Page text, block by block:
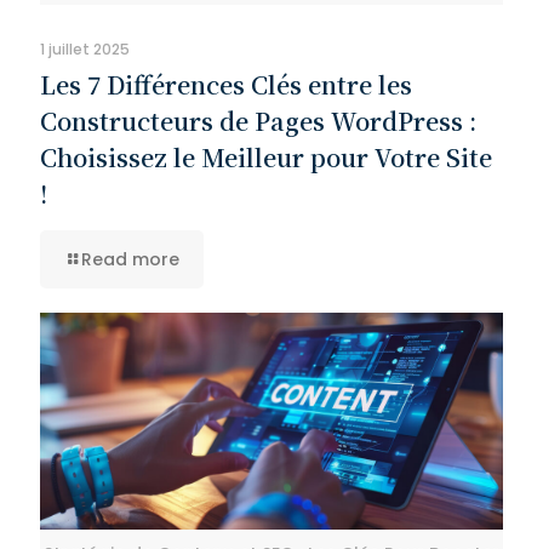
1 juillet 2025
Les 7 Différences Clés entre les
Constructeurs de Pages WordPress :
Choisissez le Meilleur pour Votre Site
!
Read more